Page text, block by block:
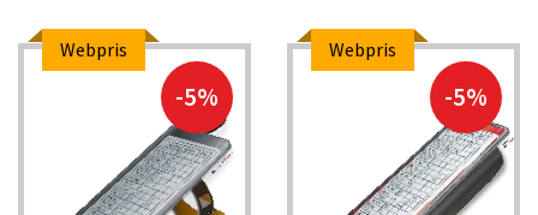
Webpris
-5%
Webpris
-5%